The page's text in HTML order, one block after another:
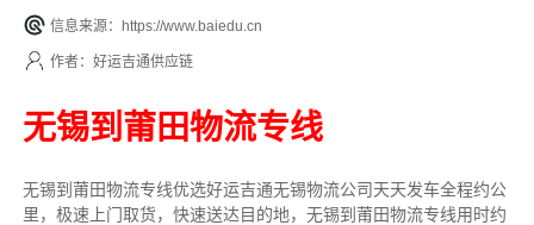
信息来源：https://www.baiedu.cn
作者：好运吉通供应链
无锡到莆田物流专线
无锡到莆田物流专线优选好运吉通无锡物流公司天天发车全程约公
里， 极速上门取货，快速送达目的地，无锡到莆田物流专线用时约